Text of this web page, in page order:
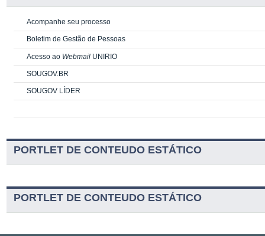
Acompanhe seu processo
Boletim de Gestão de Pessoas
Acesso ao Webmail UNIRIO
SOUGOV.BR
SOUGOV LÍDER
PORTLET DE CONTEUDO ESTÁTICO
PORTLET DE CONTEUDO ESTÁTICO